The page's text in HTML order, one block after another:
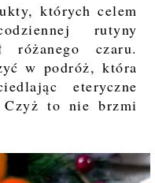
których celem
rutyny
różanego czaru.
w podróż, która
eteryczne
Czyż to nie brzmi